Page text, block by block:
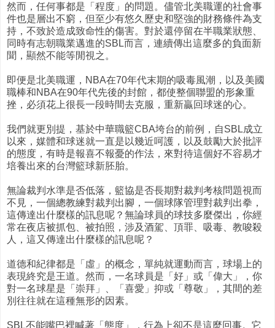
然而，任何事都是「程度」的問題。儘管北美職運的社會事
件也是層出不窮，但至少有悠久歷史和堅強的財務條件為支
持，不致於造成致命性的傷害。對於還停留在半職業狀態、
同時有志朝職業邁進的SBL而言，連續傳出這麼多的負面新
聞，顯然不能等閒視之。
即便是北美職運，NBA在70年代末期的吸毒風潮，以及美國
職棒和NBA在90年代先後的封館，都使整個聯盟的形象重
挫，必須花上很長一段時間去克服，重新贏回球迷的心。
我們就更別提，基於中華職籃CBA垮台的前例，自SBL成立
以來，媒體和球迷就一直是以幾近呵護，以及鼓勵大於批評
的態度，有時是報喜不報憂的作法，來對待這個好不容易才
培養出來的台灣籃球新胚胎。
無論裁判水準是否低落，籃協是否長期對裁判考核問題視而
不見，一個總教練對裁判出腳，一個球隊管理對裁判出拳，
這傳達出什麼樣的訊息呢？無論球員的球技多麼傑出，你經
常在夜店被抓包、被拍照，涉及酒駕、頂罪、吸毒、教唆殺
人，這又傳達出什麼樣的訊息呢？
道德和紀律都是「虛」的概念，單純就運動而言，球場上的
表現終究是王道。然而，一名球員是「好」或「偉大」，你
對一名球星是「崇拜」、「喜愛」抑或「尊敬」，其間的差
別往往就在這種無形的因素。
SBL不能嘴巴裡喊著「態度」，行為上卻不是這麼回事。它